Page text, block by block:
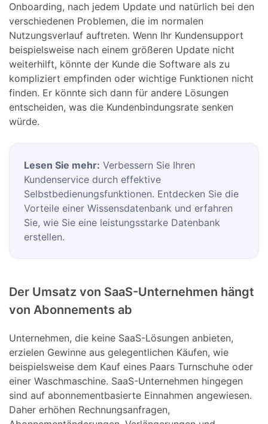
Onboarding, nach jedem Update und natürlich bei den
verschiedenen Problemen, die im normalen
Nutzungsverlauf auftreten. Wenn Ihr Kundensupport
beispielsweise nach einem größeren Update nicht
weiterhilft, könnte der Kunde die Software als zu
kompliziert empfinden oder wichtige Funktionen nicht
finden. Er könnte sich dann für andere Lösungen
entscheiden, was die Kundenbindungsrate senken
würde.
Lesen Sie mehr: Verbessern Sie Ihren
Kundenservice durch effektive
Selbstbedienungsfunktionen. Entdecken Sie die
Vorteile einer Wissensdatenbank und erfahren
Sie, wie Sie eine leistungsstarke Datenbank
erstellen.
Der Umsatz von SaaS-Unternehmen hängt
von Abonnements ab
Unternehmen, die keine SaaS-Lösungen anbieten,
erzielen Gewinne aus gelegentlichen Käufen, wie
beispielsweise dem Kauf eines Paars Turnschuhe oder
einer Waschmaschine. SaaS-Unternehmen hingegen
sind auf abonnementbasierte Einnahmen angewiesen.
Daher erhöhen Rechnungsanfragen,